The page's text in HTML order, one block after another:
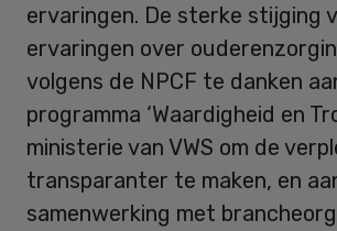
ervaringen. De sterke stijging
ervaringen over
volgens de NPCF te danken
programma ‘Waardigheid en
ministerie van VWS om de
transparanter te maken, en
samenwerking met